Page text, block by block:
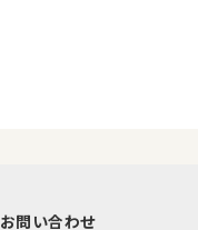
お問い合わせ